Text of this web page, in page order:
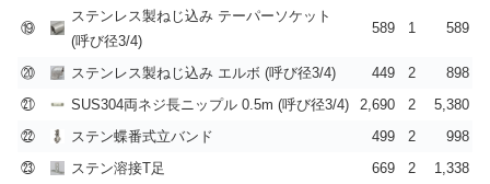
⑲
ステンレス製ねじ込み テーパーソケット
(呼び径3/4)
589 1 589
⑳ ステンレス製ねじ込み エルボ (呼び径3/4) 449 2
898
㉑
SUS304両ネジ長ニップル 0.5m (呼び径3/4) 2,690 2
5,380
㉒
ステン蝶番式立バンド 499 2
998
㉓
ステン溶接T足 669 2
1,338